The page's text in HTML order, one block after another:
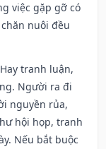
việc gặp gỡ có
nuôi đều
Hay tranh luận,
Người ra đi
nguyền rủa,
hội họp, tranh
Nếu bắt buộc